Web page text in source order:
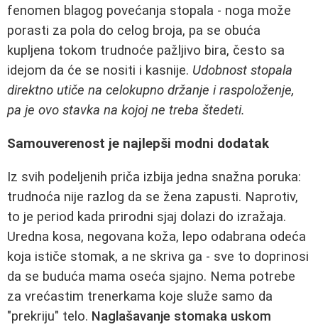
fenomen blagog povećanja stopala - noga može
porasti za pola do celog broja, pa se obuća
kupljena tokom trudnoće pažljivo bira, često sa
idejom da će se nositi i kasnije. Udobnost stopala
direktno utiče na celokupno držanje i raspoloženje,
pa je ovo stavka na kojoj ne treba štedeti.
Samouverenost je najlepši modni dodatak
Iz svih podeljenih priča izbija jedna snažna poruka:
trudnoća nije razlog da se žena zapusti. Naprotiv,
to je period kada prirodni sjaj dolazi do izražaja.
Uredna kosa, negovana koža, lepo odabrana odeća
koja ističe stomak, a ne skriva ga - sve to doprinosi
da se buduća mama oseća sjajno. Nema potrebe
za vrećastim trenerkama koje služe samo da
"prekriju" telo. Naglašavanje stomaka uskom